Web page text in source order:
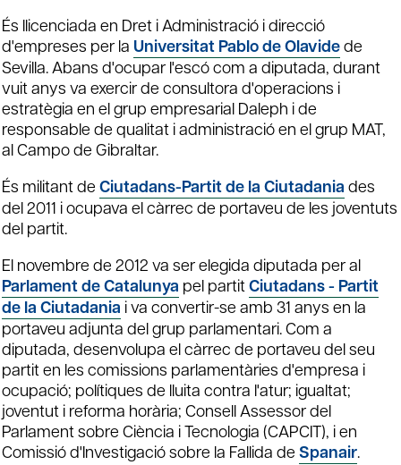
És llicenciada en Dret i Administració i direcció
d'empreses per la Universitat Pablo de Olavidede
Sevilla. Abans d'ocupar l'escó com a diputada, durant
vuit anys va exercir de consultora d'operacions i
estratègia en el grup empresarial Daleph i de
responsable de qualitat i administració en el grup MAT,
al Campo de Gibraltar.
És militant de Ciutadans-Partit de la Ciutadania des
del 2011 i ocupava el càrrec de portaveu de les joventuts
del partit.
El novembre de 2012 va ser elegida diputada per al
Parlament de Catalunya pel partit Ciutadans - Partit
de la Ciutadania i va convertir-se amb 31 anys en la
portaveu adjunta del grup parlamentari. Com a
diputada, desenvolupa el càrrec de portaveu del seu
partit en les comissions parlamentàries d'empresa i
ocupació; polítiques de lluita contra l'atur; igualtat;
joventut i reforma horària; Consell Assessor del
Parlament sobre Ciència i Tecnologia (CAPCIT), i en
Comissió d'Investigació sobre la Fallida de Spanair.